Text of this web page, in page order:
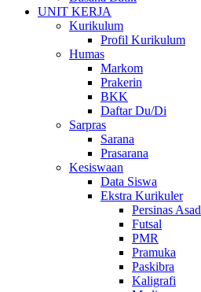
UNIT KERJA
Kurikulum
Profil Kurikulum
Humas
Markom
Prakerin
BKK
Daftar Du/Di
Sarpras
Sarana
Prasarana
Kesiswaan
Data Siswa
Ekstra Kurikuler
Persinas Asad
Futsal
PMR
Pramuka
Paskibra
Kaligrafi